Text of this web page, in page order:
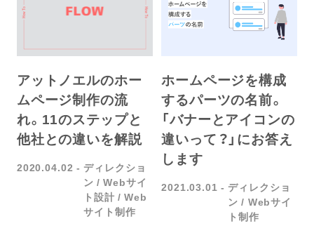
アットノエルのホー
ムページ制作の流
れ。11のステップと
他社との違いを解説
2020.04.02
ディレクショ
ン
Webサイ
ト設計
Web
サイト制作
ホームページを構成
するパーツの名前。
「バナーとアイコンの
違いって？」にお答え
します
2021.03.01
ディレクショ
ン
Webサイ
ト制作